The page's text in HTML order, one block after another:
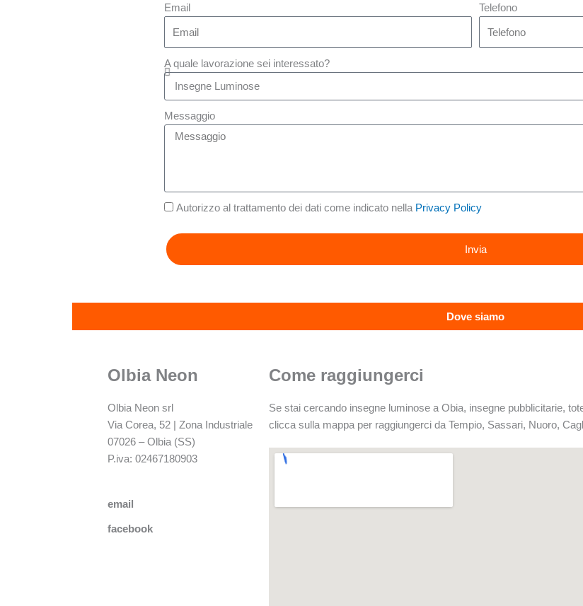
Email Telefono
A quale lavorazione sei interessato?
Messaggio
Autorizzo al trattamento dei dati come indicato nella Privacy Policy
Invia
Dove siamo
Olbia Neon
Olbia Neon srl
Via Corea, 52 | Zona Industriale
07026 – Olbia (SS)
P.iva: 02467180903
email
facebook
Come raggiungerci
Se stai cercando insegne luminose a Obia, insegne pubblicitarie,
clicca sulla mappa per raggiungerci da Tempio, Sassari, Nuoro,